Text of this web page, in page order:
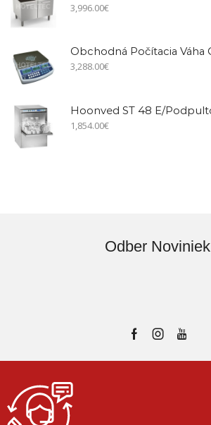
3,996.00€
3,288.00€
1,854.00€
Odber Noviniek